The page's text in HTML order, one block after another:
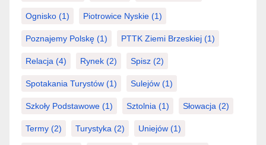
Ognisko (1) Piotrowice Nyskie (1)
Poznajemy Polskę (1) PTTK Ziemi Brzeskiej (1)
Relacja (4) Rynek (2) Spisz (2)
Spotakania Turystów (1) Sulejów (1)
Szkoły Podstawowe (1) Sztolnia (1) Słowacja (2)
Termy (2) Turystyka (2) Uniejów (1)